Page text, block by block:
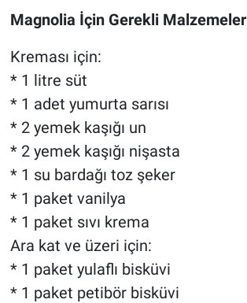
Magnolia İçin Gerekli Malzemeler
Kreması için:
* 1 litre süt
* 1 adet yumurta sarısı
* 2 yemek kaşığı un
* 2 yemek kaşığı nişasta
* 1 su bardağı toz şeker
* 1 paket vanilya
* 1 paket sıvı krema
Ara kat ve üzeri için:
* 1 paket yulaflı bisküvi
* 1 paket petibör bisküvi